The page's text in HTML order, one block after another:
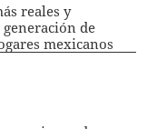
reales y
de
mexicanos